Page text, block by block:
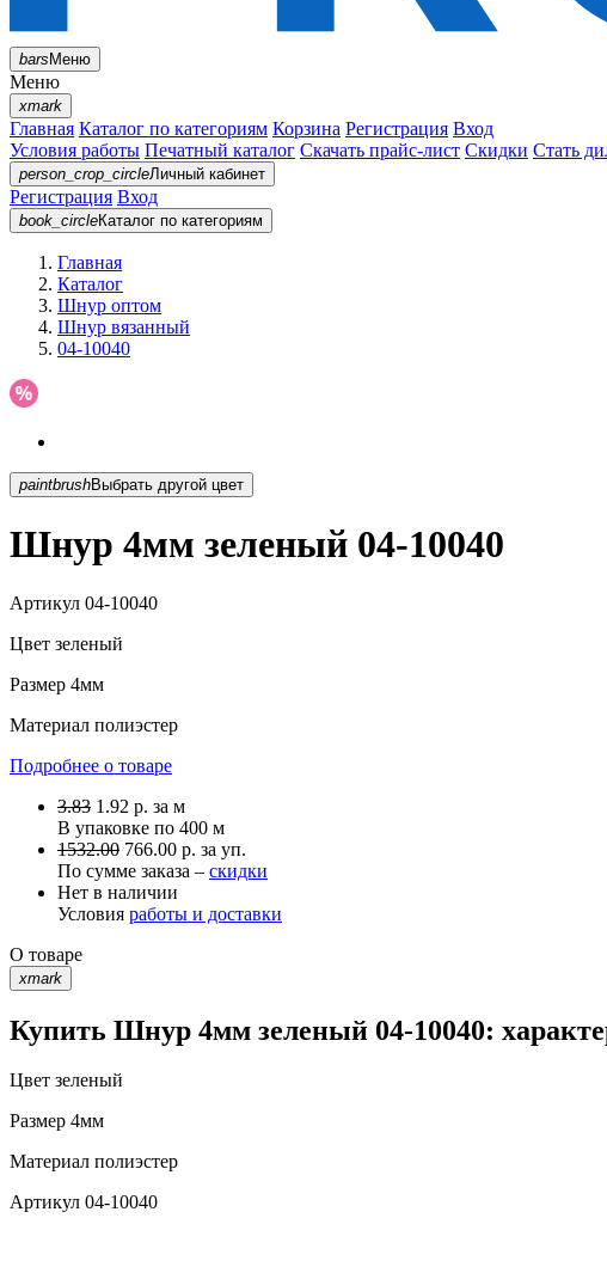
barsМеню
Меню
xmark
Главная Каталог по категориям Корзина Регистрация Вход
Условия работы Печатный каталог Скачать прайс-лист Скидки Стать
person_crop_circleЛичный кабинет
Регистрация Вход
book_circleКаталог по категориям
Главная
Каталог
Шнур оптом
Шнур вязанный
04-10040
paintbrush Выбрать другой цвет
Шнур 4мм зеленый 04-10040
Артикул 04-10040
Цвет зеленый
Размер 4мм
Материал полиэстер
Подробнее о товаре
3.83 1.92 р. за м
В упаковке по 400 м
1532.00 766.00 р. за уп.
По сумме заказа – скидки
Нет в наличии
Условия работы и доставки
О товаре
xmark
Купить Шнур 4мм зеленый 04-10040:
Цвет зеленый
Размер 4мм
Материал полиэстер
Артикул 04-10040